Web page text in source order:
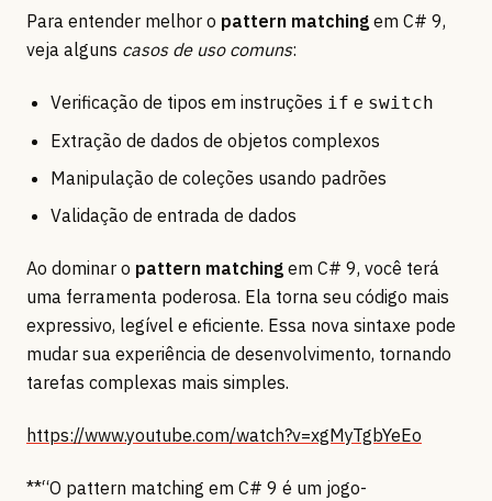
Para entender melhor o pattern matching em C# 9,
veja alguns casos de uso comuns:
Verificação de tipos em instruções if e switch
Extração de dados de objetos complexos
Manipulação de coleções usando padrões
Validação de entrada de dados
Ao dominar o pattern matching em C# 9, você terá
uma ferramenta poderosa. Ela torna seu código mais
expressivo, legível e eficiente. Essa nova sintaxe pode
mudar sua experiência de desenvolvimento, tornando
tarefas complexas mais simples.
https://www.youtube.com/watch?v=xgMyTgbYeEo
**“O pattern matching em C# 9 é um jogo-